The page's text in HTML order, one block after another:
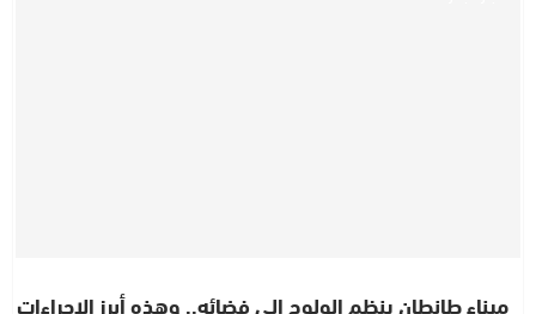
ميناء طانطان ينظم الولوج إلى فضائه.. وهذه أبرز الإجراءات